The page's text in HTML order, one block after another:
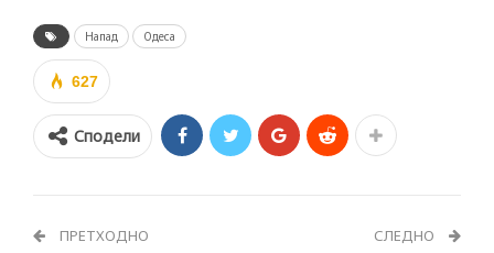
Напад Одеса
627
Сподели
ПРЕТХОДНО СЛЕДНО